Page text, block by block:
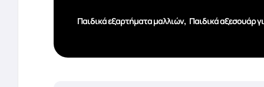
Παιδικά εξαρτήματα μαλλιών, Παιδικά αξεσουάρ